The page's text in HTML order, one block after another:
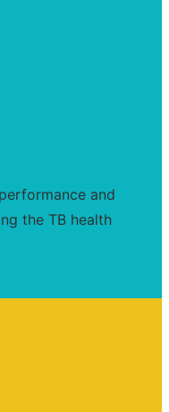
and
the TB health